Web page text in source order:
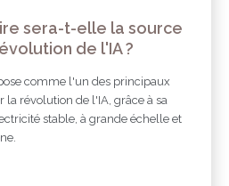
sera-t-elle la source
de l'IA ?
comme l'un des principaux
révolution de l'IA, grâce à sa
stable, à grande échelle et